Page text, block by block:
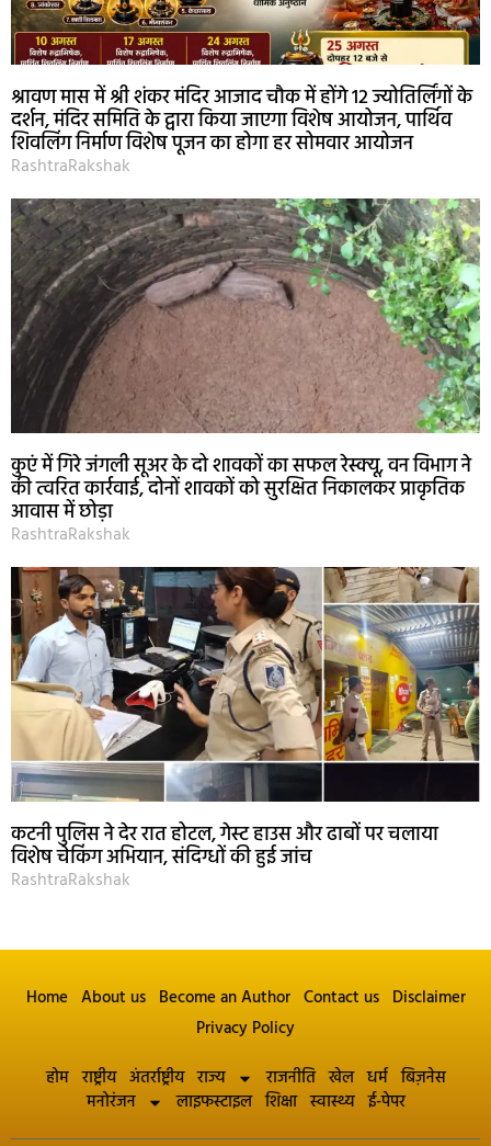
श्रावण मास में श्री शंकर मंदिर आजाद चौक में होंगे 12 ज्योतिर्लिंगों के
दर्शन, मंदिर समिति के द्वारा किया जाएगा विशेष आयोजन, पार्थिव
शिवलिंग निर्माण विशेष पूजन का होगा हर सोमवार आयोजन
RashtraRakshak
कुएं में गिरे जंगली सूअर के दो शावकों का सफल रेस्क्यू, वन विभाग ने
की त्वरित कार्रवाई, दोनों शावकों को सुरक्षित निकालकर प्राकृतिक
आवास में छोड़ा
RashtraRakshak
कटनी पुलिस ने देर रात होटल, गेस्ट हाउस और ढाबों पर चलाया
विशेष चेकिंग अभियान, संदिग्धों की हुई जांच
RashtraRakshak
Home About us Become an Author Contact us Disclaimer
Privacy Policy
होम राष्ट्रीय अंतर्राष्ट्रीय राज्य राजनीति खेल धर्म बिज़नेस
मनोरंजन
लाइफस्टाइल शिक्षा स्वास्थ्य ई-पेपर